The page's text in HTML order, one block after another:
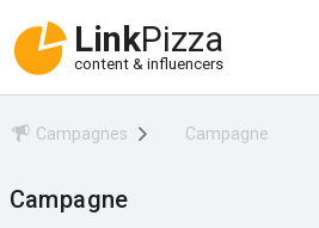
LinkPizza
content & influencers
Campagnes Campagne
Campagne